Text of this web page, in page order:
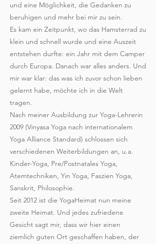
und eine Möglichkeit, die Gedanken zu
beruhigen und mehr bei mir zu sein.
Es kam ein Zeitpunkt, wo das Hamsterrad zu
klein und schnell wurde und eine Auszeit
entstehen durfte: ein Jahr mit dem Camper
durch Europa. Danach war alles anders. Und
mir war klar: das was ich zuvor schon lieben
gelernt habe, möchte ich in die Welt
tragen.
Nach meiner Ausbildung zur Yoga-Lehrerin
2009 (Vinyasa Yoga nach internationalem
Yoga Alliance Standard) schlossen sich
verschiedenen Weiterbildungen an, u.a.
Kinder-Yoga, Pre/Postnatales Yoga,
Atemtechniken, Yin Yoga, Faszien Yoga,
Sanskrit, Philosophie.
Seit 2012 ist die YogaHeimat nun meine
zweite Heimat. Und jedes zufriedene
Gesicht sagt mir, dass wir hier einen
ziemlich guten Ort geschaffen haben, der